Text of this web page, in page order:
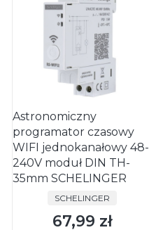
Astronomiczny
programator czasowy
WIFI jednokanałowy 48-
240V moduł DIN TH-
35mm SCHELINGER
PRODUCENT
SCHELINGER
Cena
67,99 zł